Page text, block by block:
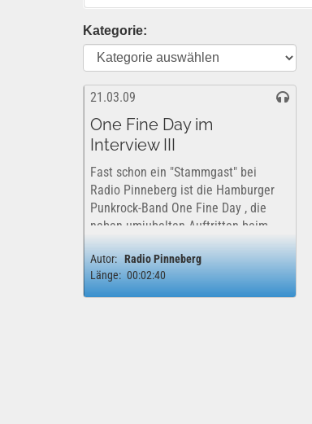
Kategorie:
21.03.09
One Fine Day im
Interview III
Fast schon ein "Stammgast" bei
Radio Pinneberg ist die Hamburger
Punkrock-Band One Fine Day , die
neben umjubelten Auftritten beim
Hurricane Festival und Rock am
Ring auch schon Konzerte in Japan
und in den USA gespielt hat. Bereits
kurz nach...
Autor: Radio Pinneberg
Länge: 00:02:40